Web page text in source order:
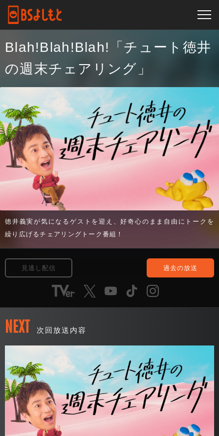
Blah!Blah!Blah!「チュート徳井
の週末チェアリング」
徳井義実が気になるゲストを迎え、好奇心のまま自由にトークを
繰り広げるチェアリングトーク番組！
見逃し配信 過去の放送
NEXT 次回放送内容